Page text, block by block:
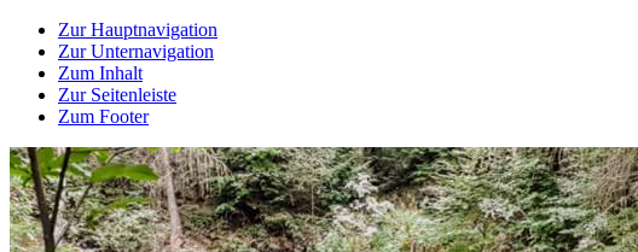
Zur Hauptnavigation
Zur Unternavigation
Zum Inhalt
Zur Seitenleiste
Zum Footer